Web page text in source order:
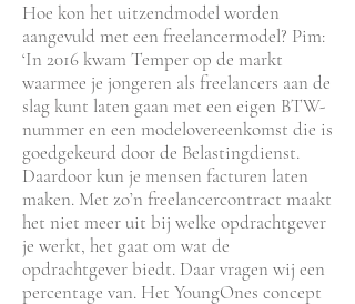
Hoe kon het uitzendmodel worden
aangevuld met een freelancermodel? Pim:
‘In 2016 kwam Temper op de markt
waarmee je jongeren als freelancers aan de
slag kunt laten gaan met een eigen BTW-
nummer en een modelovereenkomst die is
goedgekeurd door de Belastingdienst.
Daardoor kun je mensen facturen laten
maken. Met zo’n freelancercontract maakt
het niet meer uit bij welke opdrachtgever
je werkt, het gaat om wat de
opdrachtgever biedt. Daar vragen wij een
percentage van. Het YoungOnes concept